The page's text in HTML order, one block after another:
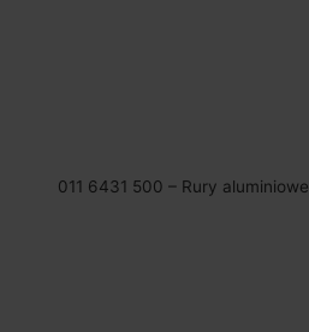
011 6431 500 – Rury aluminiowe